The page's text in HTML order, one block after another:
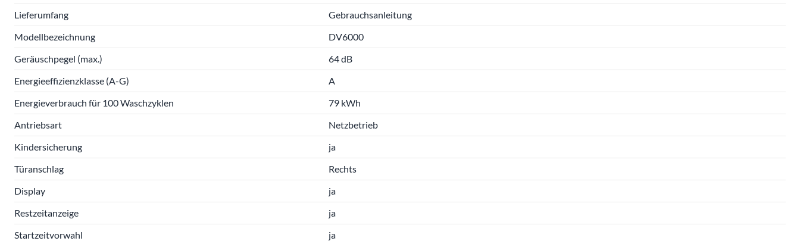
Lieferumfang
Gebrauchsanleitung
Modellbezeichnung
DV6000
Geräuschpegel (max.)
64 dB
Energieeffizienzklasse (A-G)
A
Energieverbrauch für 100 Waschzyklen
79 kWh
Antriebsart
Netzbetrieb
Kindersicherung
ja
Türanschlag
Rechts
Display
ja
Restzeitanzeige
ja
Startzeitvorwahl
ja